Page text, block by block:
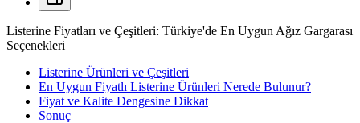
Listerine Fiyatları ve Çeşitleri: Türkiye'de En Uygun Ağız Gargarası
Seçenekleri
Listerine Ürünleri ve Çeşitleri
En Uygun Fiyatlı Listerine Ürünleri Nerede Bulunur?
Fiyat ve Kalite Dengesine Dikkat
Sonuç